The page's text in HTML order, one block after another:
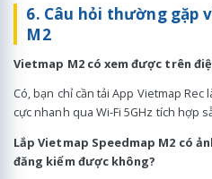
6. Câu hỏi thường gặp
M2
Vietmap M2 có xem được trên
Có, bạn chỉ cần tải App Vietmap
cực nhanh qua Wi-Fi 5GHz tích hợp
Lắp Vietmap Speedmap M2 có
đăng kiểm được không?